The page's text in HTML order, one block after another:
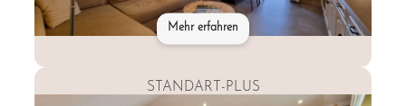
Mehr erfahren
STANDART-PLUS